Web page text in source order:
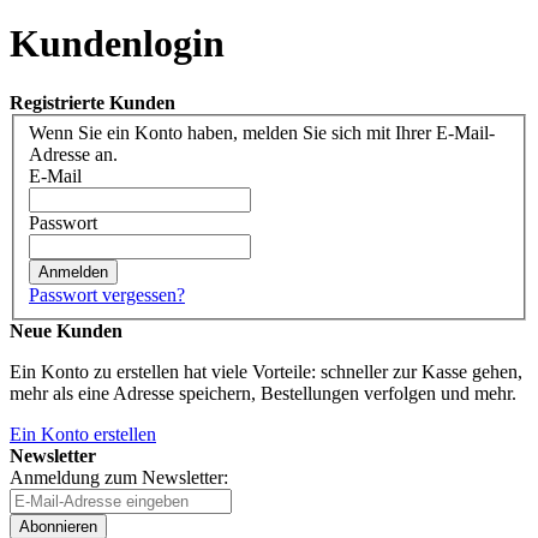
Kundenlogin
Registrierte Kunden
Wenn Sie ein Konto haben, melden Sie sich mit Ihrer E-Mail-
Adresse an.
E-Mail
Passwort
Anmelden
Passwort vergessen?
Neue Kunden
Ein Konto zu erstellen hat viele Vorteile: schneller zur Kasse gehen,
mehr als eine Adresse speichern, Bestellungen verfolgen und mehr.
Ein Konto erstellen
Newsletter
Anmeldung zum Newsletter:
Abonnieren